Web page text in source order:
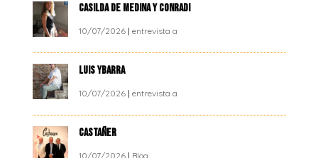
CASILDA DE MEDINA Y CONRADI
10/07/2026| entrevista a
LUIS YBARRA
10/07/2026| entrevista a
CASTAÑER
10/07/2026| Blog